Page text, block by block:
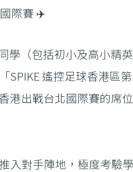
際賽 ✈️
學（包括初小及高小精
遙控足球香港區
港出戰台北國際賽的席
對手陣地，極度考驗